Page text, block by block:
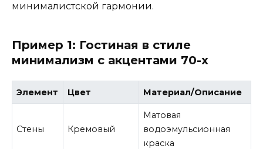
минималистской гармонии.
Пример 1: Гостиная в стиле
минимализм с акцентами 70-х
Элемент Цвет Материал/Описание
Стены Кремовый
Матовая
водоэмульсионная
краска